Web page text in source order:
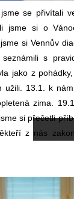
se přivítali
jsme si o
si Vennův
s
jako z
užili. 13.1. k
zima.
si přečetli
z nás